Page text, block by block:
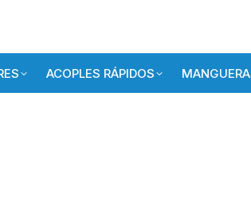
ACOPLES RÁPIDOS